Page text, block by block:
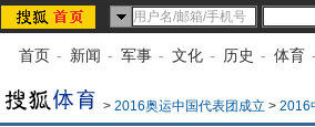
首页 - 新闻 - 军事 - 文化 - 历史 - 体育 -
> 2016奥运中国代表团成立 > 2016